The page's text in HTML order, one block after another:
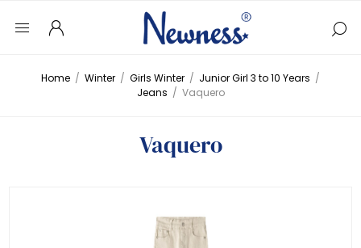
Home / Winter / Girls Winter / Junior Girl 3 to 10 Years /
Jeans / Vaquero
Vaquero